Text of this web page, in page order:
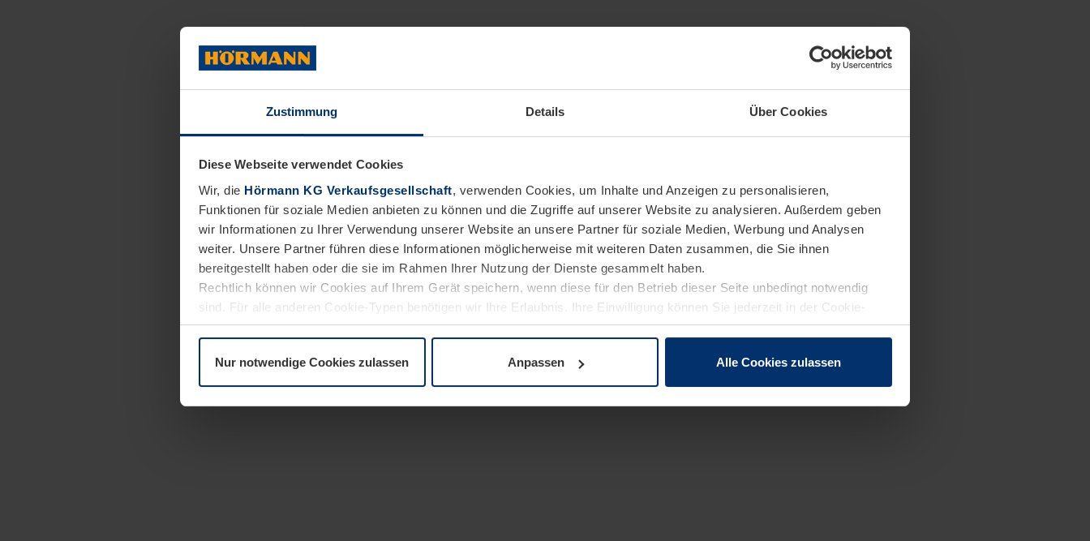
Zustimmung Details Über Cookies
Diese Webseite verwendet Cookies
Wir, die Hörmann KG Verkaufsgesellschaft, verwenden Cookies, um Inhalte und Anzeigen zu personalisieren,
Funktionen für soziale Medien anbieten zu können und die Zugriffe auf unserer Website zu analysieren. Außerdem geben
wir Informationen zu Ihrer Verwendung unserer Website an unsere Partner für soziale Medien, Werbung und Analysen
weiter. Unsere Partner führen diese Informationen möglicherweise mit weiteren Daten zusammen, die Sie ihnen
bereitgestellt haben oder die sie im Rahmen Ihrer Nutzung der Dienste gesammelt haben.
Rechtlich können wir Cookies auf Ihrem Gerät speichern, wenn diese für den Betrieb dieser Seite unbedingt notwendig
sind. Für alle anderen Cookie-Typen benötigen wir Ihre Erlaubnis. Ihre Einwilligung können Sie jederzeit in der Cookie-
Erläuterung auf der SeiteDatenschutzerklärungunserer Website ändern oder widerrufen.
Nur notwendige Cookies zulassen Anpassen Alle Cookies zulassen